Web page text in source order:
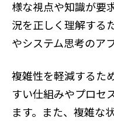
様な視点や知識が要
況を正しく理解する
やシステム思考のア
複雑性を軽減するた
すい仕組みやプロセ
ます。また、複雑な